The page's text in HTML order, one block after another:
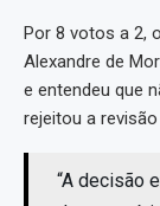
Por 8 votos a 2,
Alexandre de
e entendeu que
rejeitou a
“A decisão